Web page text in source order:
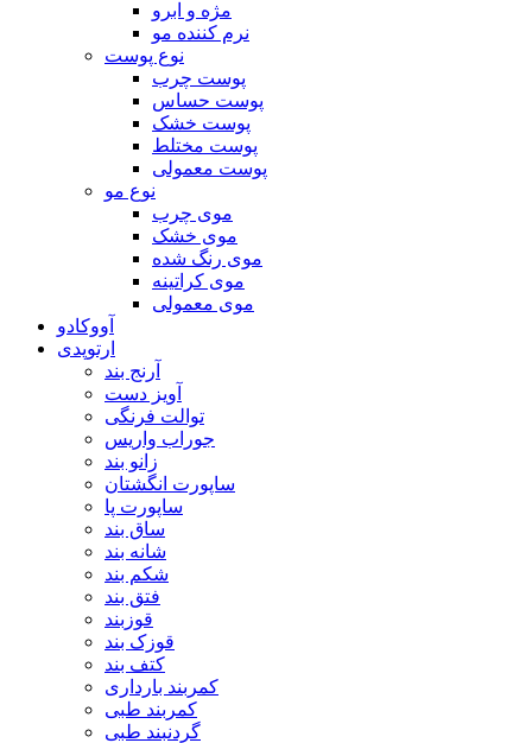
مژه و ابرو
نرم کننده مو
نوع پوست
پوست چرب
پوست حساس
پوست خشک
پوست مختلط
پوست معمولی
نوع مو
موی چرب
موی خشک
موی رنگ شده
موی کراتینه
موی معمولی
آووکادو
ارتوپدی
آرنج بند
آویز دست
توالت فرنگی
جوراب واریس
زانو بند
ساپورت انگشتان
ساپورت پا
ساق بند
شانه بند
شکم بند
فتق بند
قوزبند
قوزک بند
کتف بند
کمربند بارداری
کمربند طبی
گردنبند طبی